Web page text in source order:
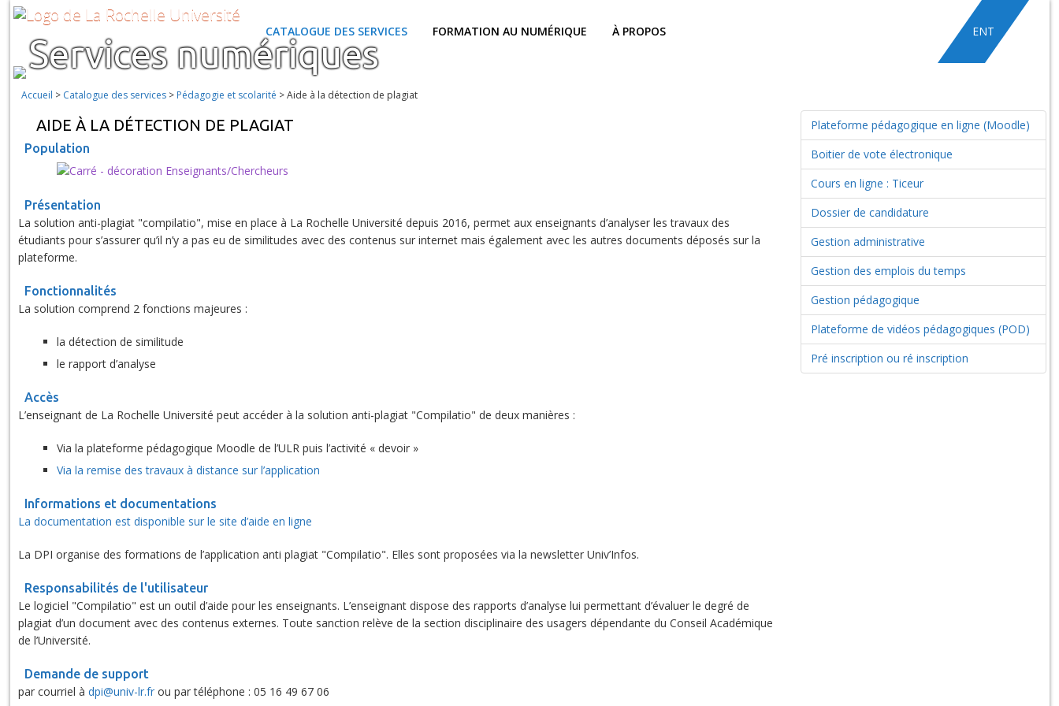
CATALOGUE DES SERVICES FORMATION AU NUMÉRIQUE À PROPOS ENT
Services numériques
Accueil > Catalogue des services> Pédagogie et scolarité >Aide à la détection de plagiat
AIDE À LA DÉTECTION DE PLAGIAT
Population
Enseignants/Chercheurs
Présentation
La solution anti-plagiat "compilatio", mise en place à La Rochelle Université depuis 2016, permet aux enseignants d’analyser les travaux des
étudiants pour s’assurer qu’il n’y a pas eu de similitudes avec des contenus sur internet mais également avec les autres documents déposés sur la
plateforme.
Fonctionnalités
La solution comprend 2 fonctions majeures :
la détection de similitude
le rapport d’analyse
Accès
L’enseignant de La Rochelle Université peut accéder à la solution anti-plagiat "Compilatio" de deux manières :
Via la plateforme pédagogique Moodle de l’ULR puis l’activité « devoir »
Via la remise des travaux à distance sur l’application
Informations et documentations
La documentation est disponible sur le site d’aide en ligne
La DPI organise des formations de l’application anti plagiat "Compilatio". Elles sont proposées via la newsletter Univ’Infos.
Responsabilités de l'utilisateur
Le logiciel "Compilatio" est un outil d’aide pour les enseignants. L’enseignant dispose des rapports d’analyse lui permettant d’évaluer le degré de
plagiat d’un document avec des contenus externes. Toute sanction relève de la section disciplinaire des usagers dépendante du Conseil Académique
de l’Université.
Demande de support
par courriel à dpi@univ-lr.frou par téléphone : 05 16 49 67 06
Plateforme pédagogique en ligne (Moodle)
Boitier de vote électronique
Cours en ligne : Ticeur
Dossier de candidature
Gestion administrative
Gestion des emplois du temps
Gestion pédagogique
Plateforme de vidéos pédagogiques (POD)
Pré inscription ou ré inscription